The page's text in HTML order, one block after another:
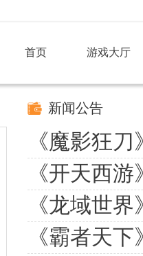
首页 游戏大厅
新闻公告
《魔影狂
《开天西
《龙域世
《霸者天